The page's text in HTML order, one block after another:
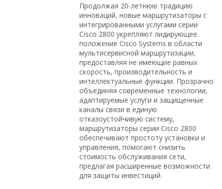
Продолжая 20-летнюю традицию
инноваций, новые маршрутизаторы с
интегрированными услугами серии
Cisco 2800 укрепляют лидирующее
положение Cisco Systems в области
мультисервисной маршрутизации,
предоставляя не имеющие равных
скорость, производительность и
интеллектуальные функции. Прозрачно
объединяя современные технологии,
адаптируемые услуги и защищенные
каналы связи в единую
отказоустойчивую систему,
маршрутизаторы серии Cisco 2800
обеспечивают простоту установки и
управления, помогают снизить
стоимость обслуживания сети,
предлагая расширенные возможности
для защиты инвестиций.